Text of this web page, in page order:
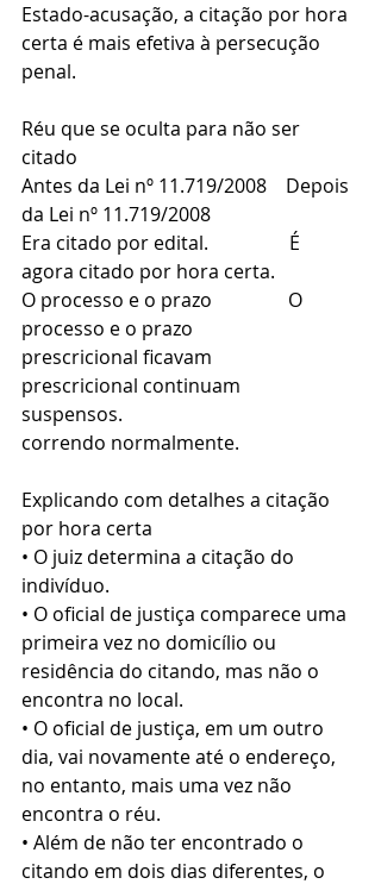
Estado-acusação, a citação por hora
certa é mais efetiva à persecução
penal.
Réu que se oculta para não ser
citado
Antes da Lei nº 11.719/2008    Depois
da Lei nº 11.719/2008
Era citado por edital.                 É
agora citado por hora certa.
O processo e o prazo                O
processo e o prazo
prescricional ficavam
prescricional continuam
suspensos.
correndo normalmente.
Explicando com detalhes a citação
por hora certa
• O juiz determina a citação do
indivíduo.
• O oficial de justiça comparece uma
primeira vez no domicílio ou
residência do citando, mas não o
encontra no local.
• O oficial de justiça, em um outro
dia, vai novamente até o endereço,
no entanto, mais uma vez não
encontra o réu.
• Além de não ter encontrado o
citando em dois dias diferentes, o